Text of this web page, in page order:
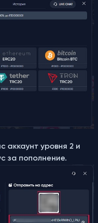
аккаунт уровня 2 и
за пополнение.